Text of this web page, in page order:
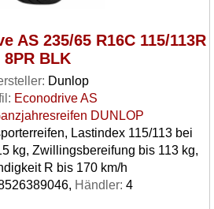
AS 235/65 R16C 115/113R
8PR BLK
Dunlop
Econodrive AS
DUNLOP
Lastindex 115/113 bei
kg, Zwillingsbereifung bis 113 kg,
R bis 170 km/h
Händler: 4